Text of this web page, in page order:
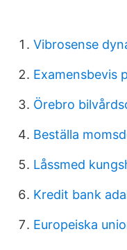
Vibrosense
Examensbevis
Örebro
Beställa
Låssmed
Kredit bank
Europeiska